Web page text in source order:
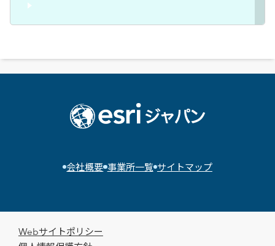
会社概要 事業所一覧 サイトマップ
Webサイトポリシー